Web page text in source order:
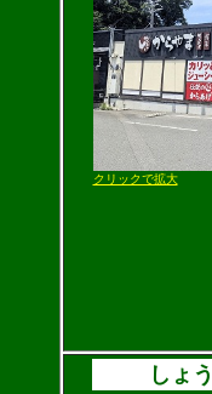
クリックで拡大
しょ